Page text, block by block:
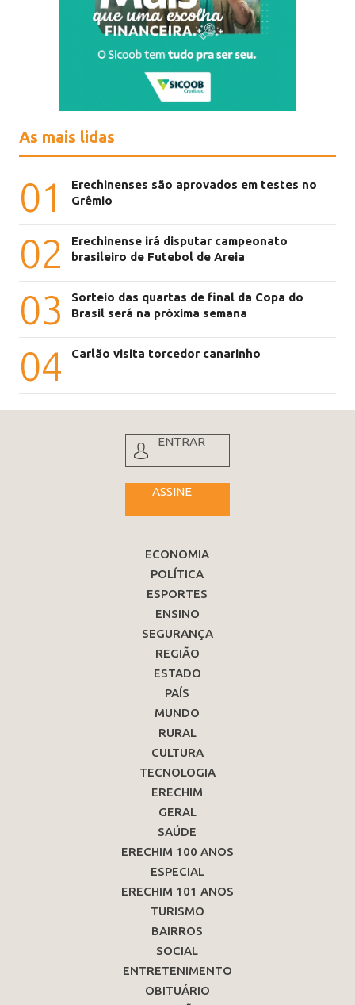
As mais lidas
01
Erechinenses são aprovados em testes no
Grêmio
02
Erechinense irá disputar campeonato
brasileiro de Futebol de Areia
03
Sorteio das quartas de final da Copa do
Brasil será na próxima semana
04 Carlão visita torcedor canarinho
ENTRAR
ASSINE
ECONOMIA
POLÍTICA
ESPORTES
ENSINO
SEGURANÇA
REGIÃO
ESTADO
PAÍS
MUNDO
RURAL
CULTURA
TECNOLOGIA
ERECHIM
GERAL
SAÚDE
ERECHIM 100 ANOS
ESPECIAL
ERECHIM 101 ANOS
TURISMO
BAIRROS
SOCIAL
ENTRETENIMENTO
OBITUÁRIO